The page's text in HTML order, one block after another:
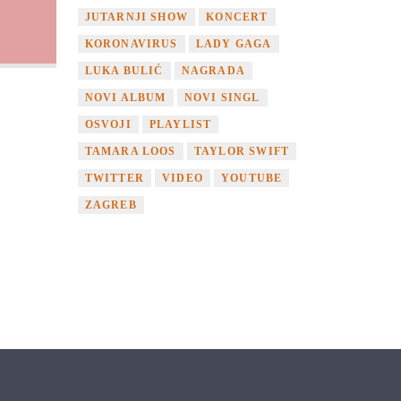
JUTARNJI SHOW KONCERT
KORONAVIRUS LADY GAGA
LUKA BULIĆ NAGRADA
NOVI ALBUM NOVI SINGL
OSVOJI PLAYLIST
TAMARA LOOS TAYLOR SWIFT
TWITTER VIDEO YOUTUBE
ZAGREB